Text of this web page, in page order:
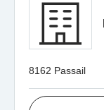
8162 Passail